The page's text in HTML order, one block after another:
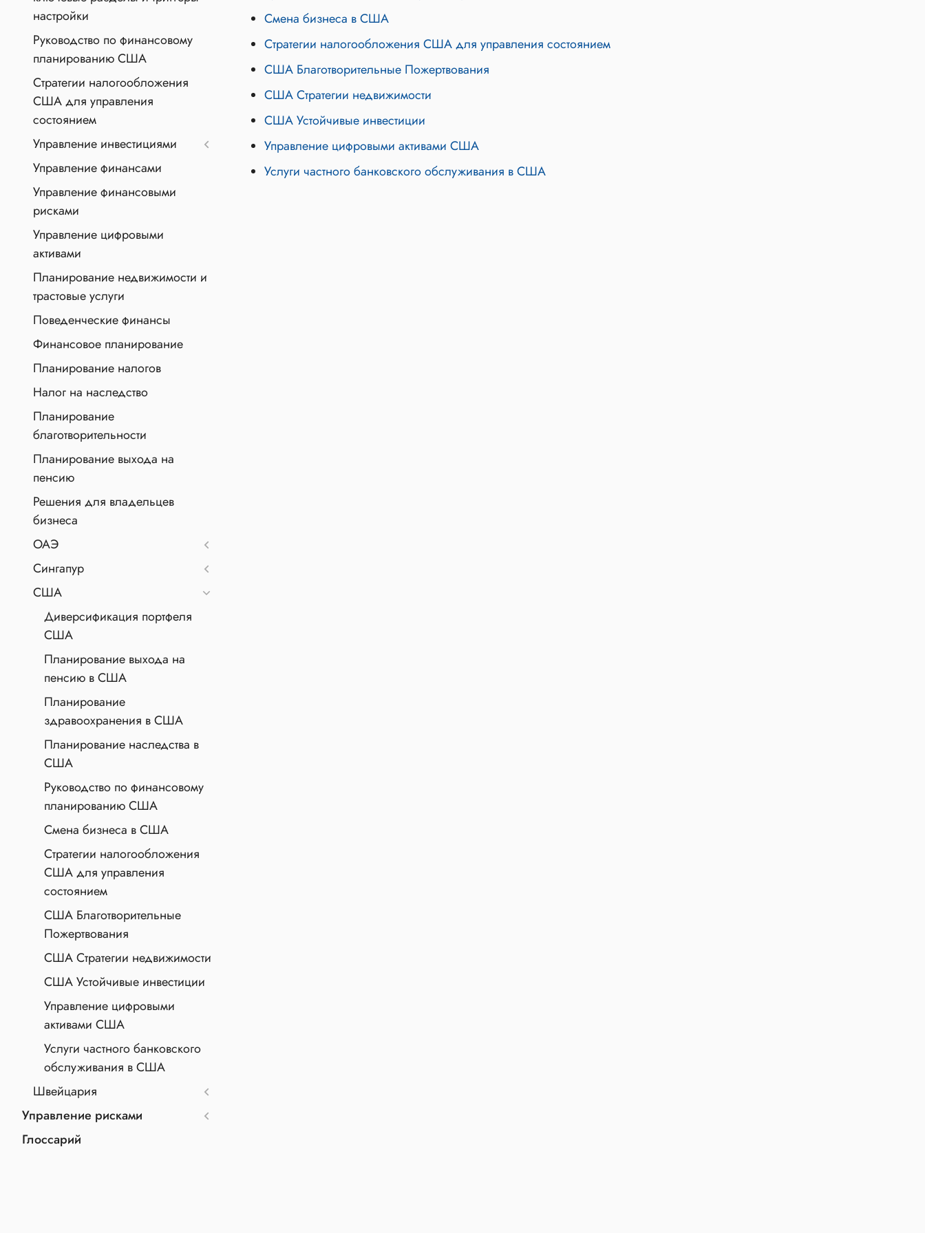
настройки
Руководство по финансовому
планированию США
Стратегии налогообложения
США для управления
состоянием
Управление инвестициями
Управление финансами
Управление финансовыми
рисками
Управление цифровыми
активами
Планирование недвижимости и
трастовые услуги
Поведенческие финансы
Финансовое планирование
Планирование налогов
Налог на наследство
Планирование
благотворительности
Планирование выхода на
пенсию
Решения для владельцев
бизнеса
ОАЭ
Сингапур
США
Диверсификация портфеля
США
Планирование выхода на
пенсию в США
Планирование
здравоохранения в США
Планирование наследства в
США
Руководство по финансовому
планированию США
Смена бизнеса в США
Стратегии налогообложения
США для управления
состоянием
США Благотворительные
Пожертвования
США Стратегии недвижимости
США Устойчивые инвестиции
Управление цифровыми
активами США
Услуги частного банковского
обслуживания в США
Швейцария
Управление рисками
Глоссарий
Смена бизнеса в США
Стратегии налогообложения США для управления состоянием
США Благотворительные Пожертвования
США Стратегии недвижимости
США Устойчивые инвестиции
Управление цифровыми активами США
Услуги частного банковского обслуживания в США